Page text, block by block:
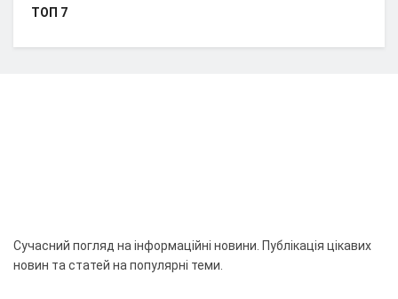
ТОП 7
Сучасний погляд на інформаційні новини. Публікація цікавих
новин та статей на популярні теми.